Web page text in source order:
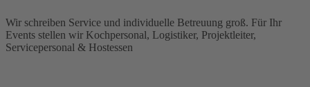
Wir schreiben Service und individuelle Betreuung groß. Für Ihr
Events stellen wir Kochpersonal, Logistiker, Projektleiter,
Servicepersonal & Hostessen